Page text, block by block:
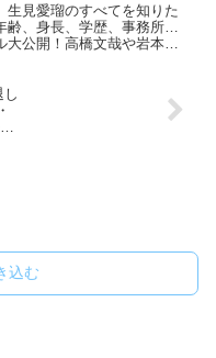
生見愛瑠のすべてを知りた
齢、身長、学歴、事務所…
大公開！高橋文哉や岩本照
し
込む